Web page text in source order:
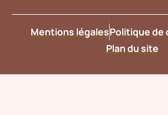
Mentions légalesPolitique
Plan du site